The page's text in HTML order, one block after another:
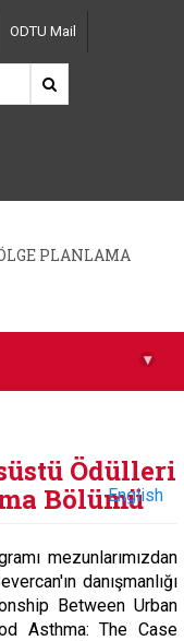
ODTU Mail
PLANLAMA
▾
Ödülleri
Bölümü
English
mezunlarımızdan
danışmanlığı
Between Urban
Asthma: The Case